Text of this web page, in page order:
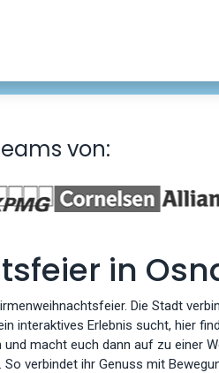
von:
in
Die Stadt
interaktives Erlebnis sucht, hier
macht euch dann auf zu einer
verbindet ihr Genuss mit